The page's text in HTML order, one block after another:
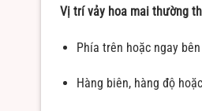
Vị trí vảy hoa mai thường
Phía trên hoặc ngay
Hàng biên, hàng độ